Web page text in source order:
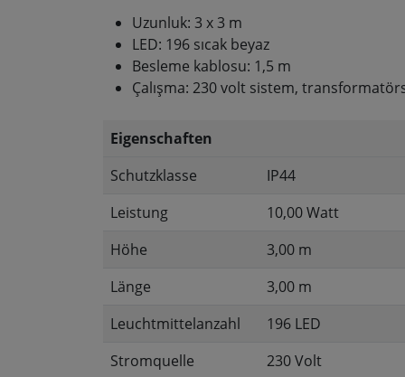
Uzunluk: 3 x 3 m
LED: 196 sıcak beyaz
Besleme kablosu: 1,5 m
Çalışma: 230 volt sistem,
Eigenschaften
Schutzklasse
IP44
Leistung
10,00 Watt
Höhe
3,00 m
Länge
3,00 m
Leuchtmittelanzahl
196 LED
Stromquelle
230 Volt